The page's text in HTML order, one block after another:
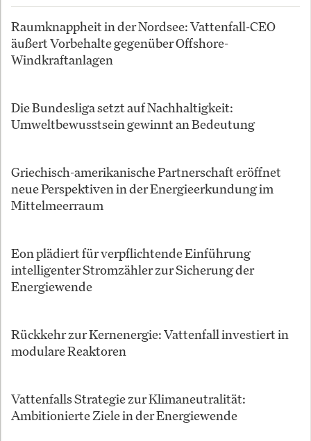
Raumknappheit in der Nordsee: Vattenfall-CEO
äußert Vorbehalte gegenüber Offshore-
Windkraftanlagen
Die Bundesliga setzt auf Nachhaltigkeit:
Umweltbewusstsein gewinnt an Bedeutung
Griechisch-amerikanische Partnerschaft eröffnet
neue Perspektiven in der Energieerkundung im
Mittelmeerraum
Eon plädiert für verpflichtende Einführung
intelligenter Stromzähler zur Sicherung der
Energiewende
Rückkehr zur Kernenergie: Vattenfall investiert in
modulare Reaktoren
Vattenfalls Strategie zur Klimaneutralität:
Ambitionierte Ziele in der Energiewende